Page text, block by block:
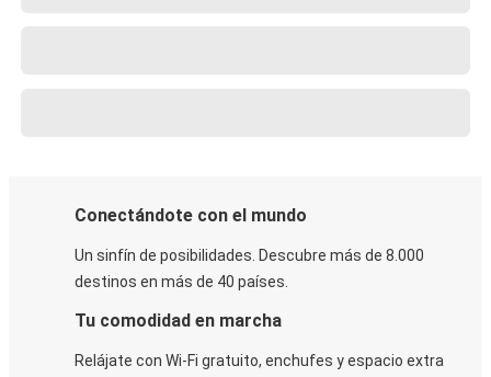
Conectándote con el mundo
Un sinfín de posibilidades. Descubre más de 8.000
destinos en más de 40 países.
Tu comodidad en marcha
Relájate con Wi-Fi gratuito, enchufes y espacio extra